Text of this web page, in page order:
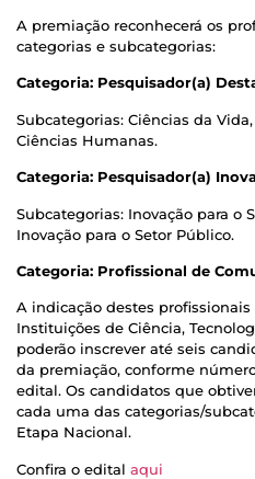
A premiação reconhecerá os
categorias e subcategorias:
Categoria: Pesquisador(a)
Subcategorias: Ciências da
Ciências Humanas.
Categoria: Pesquisador(a)
Subcategorias: Inovação para o
Inovação para o Setor Público.
Categoria: Profissional de
A indicação destes profissionais
Instituições de Ciência,
poderão inscrever até seis
da premiação, conforme
edital. Os candidatos que
cada uma das categorias/
Etapa Nacional.
Confira o edital aqui